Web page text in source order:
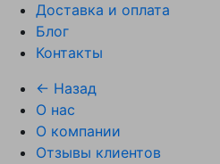
Доставка и оплата
Блог
Контакты
← Назад
О нас
О компании
Отзывы клиентов